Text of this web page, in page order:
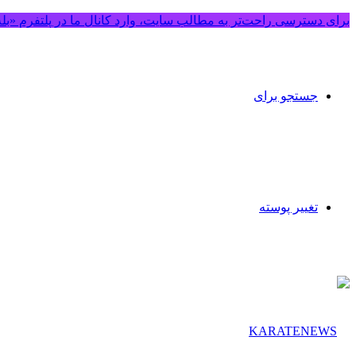
برای دسترسی راحت‌تر به مطالب سایت، وارد کانال ما در پلتفرم
جستجو برای
تغییر پوسته